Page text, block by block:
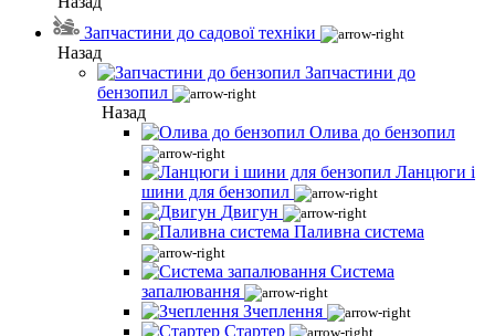
Запчастини до садової техніки
Назад
Запчастини до
бензопил
Назад
Олива до бензопил
Ланцюги і
шини для бензопил
Двигун
Паливна система
Система
запалювання
Зчеплення
Стартер